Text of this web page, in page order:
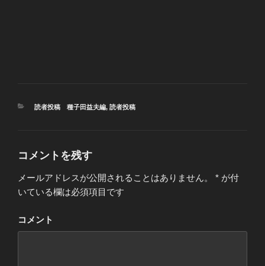
カ
読者投稿 種子田益夫編, 読者投稿
コメントを残す
メールアドレスが公開されることはありません。 * が付
いている欄は必須項目です
コメント